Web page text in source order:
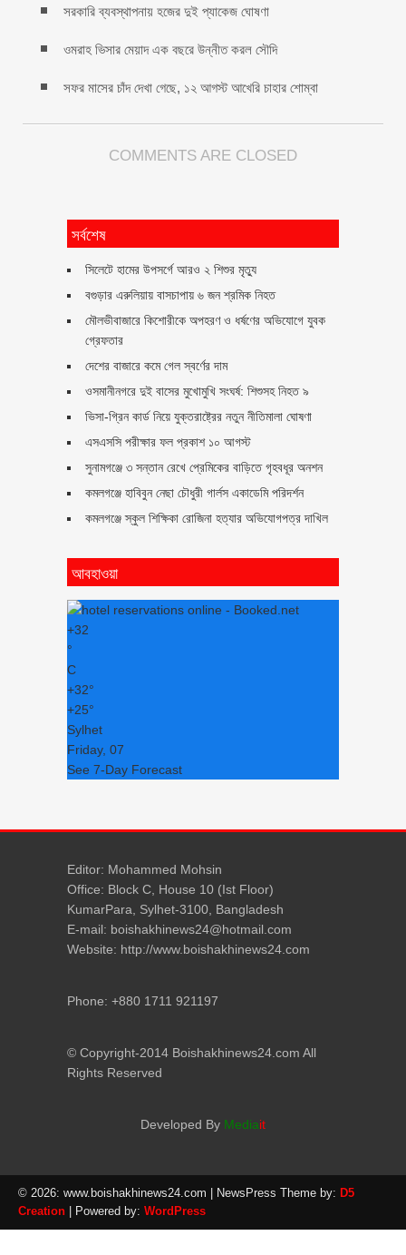
সরকারি ব্যবস্থাপনায় হজের দুই প্যাকেজ ঘোষণা
ওমরাহ ভিসার মেয়াদ এক বছরে উন্নীত করল সৌদি
সফর মাসের চাঁদ দেখা গেছে, ১২ আগস্ট আখেরি চাহার শোম্বা
COMMENTS ARE CLOSED
সর্বশেষ
সিলেটে হামের উপসর্গে আরও ২ শিশুর মৃত্যু
বগুড়ার এরুলিয়ায় বাসচাপায় ৬ জন শ্রমিক নিহত
মৌলভীবাজারে কিশোরীকে অপহরণ ও ধর্ষণের অভিযোগে যুবক
গ্রেফতার
দেশের বাজারে কমে গেল স্বর্ণের দাম
ওসমানীনগরে দুই বাসের মুখোমুখি সংঘর্ষ: শিশুসহ নিহত ৯
ভিসা-গ্রিন কার্ড নিয়ে যুক্তরাষ্ট্রের নতুন নীতিমালা ঘোষণা
এসএসসি পরীক্ষার ফল প্রকাশ ১০ আগস্ট
সুনামগঞ্জে ৩ সন্তান রেখে প্রেমিকের বাড়িতে গৃহবধূর অনশন
কমলগঞ্জে হাবিবুন নেছা চৌধুরী গার্লস একাডেমি পরিদর্শন
কমলগঞ্জে স্কুল শিক্ষিকা রোজিনা হত্যার অভিযোগপত্র দাখিল
আবহাওয়া
+32
°
C
+32°
+25°
Sylhet
Friday, 07
See 7-Day Forecast
Editor: Mohammed Mohsin
Office: Block C, House 10 (Ist Floor)
KumarPara, Sylhet-3100, Bangladesh
E-mail: boishakhinews24@hotmail.com
Website: http://www.boishakhinews24.com
Phone: +880 1711 921197
© Copyright-2014 Boishakhinews24.com All
Rights Reserved
Developed By Mediait
© 2026: www.boishakhinews24.com | NewsPress Theme by: D5
Creation | Powered by: WordPress